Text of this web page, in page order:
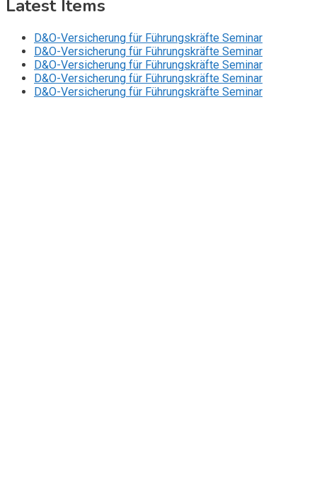
Latest Items
D&O-Versicherung für Führungskräfte Seminar
D&O-Versicherung für Führungskräfte Seminar
D&O-Versicherung für Führungskräfte Seminar
D&O-Versicherung für Führungskräfte Seminar
D&O-Versicherung für Führungskräfte Seminar